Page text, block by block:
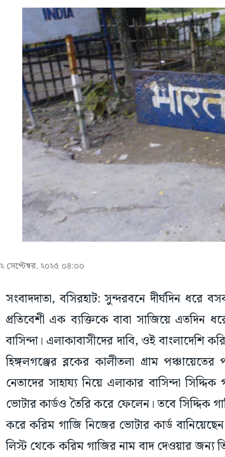
২ সেপ্টেম্বর, ২০২৫ ০৪:০০
সংবাদদাতা, বসিরহাট: সুন্দরবনে দীর্ঘদিন ধরে
প্রতিবেশী এক ব্যক্তিকে বাবা সাজিয়ে এতদিন
বাসিন্দা। এলাকাবাসীদের দাবি, ওই
হিঙ্গলগঞ্জের ব্লকের কালীতলা গ্রাম
নেতাদের সাহায্য নিয়ে এলাকার বাসিন্দা
ভোটার কার্ডও তৈরি করে ফেলেন। তবে সিদ্দিক
করে করিম গাজি নিজের ভোটার কার্ড
লিস্ট থেকে করিম গাজির নাম বাদ দেওয়ার জন্য